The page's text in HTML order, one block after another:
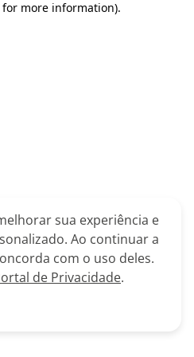
more information).
sua experiência e
Ao continuar a
com o uso deles.
de Privacidade.